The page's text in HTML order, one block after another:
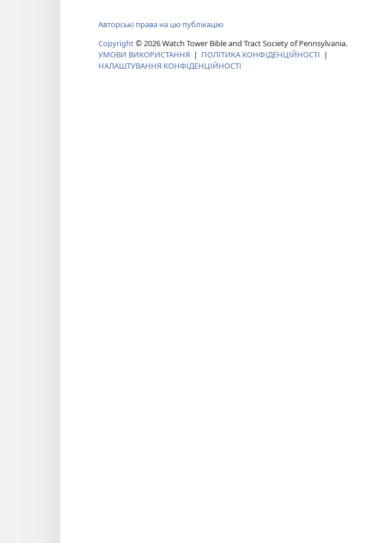
Авторські права на цю публікацію
Copyright©2026Watch Tower Bible and Tract Society of Pennsylvania.
УМОВИ ВИКОРИСТАННЯ | ПОЛІТИКА КОНФІДЕНЦІЙНОСТІ |
НАЛАШТУВАННЯ КОНФІДЕНЦІЙНОСТІ